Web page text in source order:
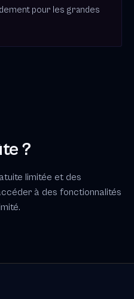
pour les grandes
?
limitée et des
à des fonctionnalités